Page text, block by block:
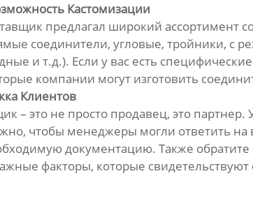
Кастомизации
предлагал широкий ассортимент
соединители, угловые, тройники, с
и т.д.). Если у вас есть
компании могут изготовить
Клиентов
– это не просто продавец, это
чтобы менеджеры могли ответить
документацию. Также
факторы, которые